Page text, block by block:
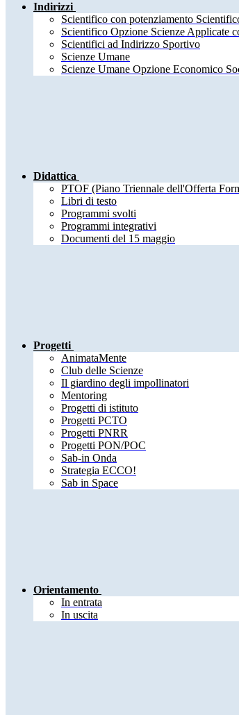
Indirizzi
Scientifico con potenziamento
Scientifico Opzione Scienze Applicate
Scientifici ad Indirizzo Sportivo
Scienze Umane
Scienze Umane Opzione Economico
Didattica
PTOF (Piano Triennale dell'Offerta
Libri di testo
Programmi svolti
Programmi integrativi
Documenti del 15 maggio
Progetti
AnimataMente
Club delle Scienze
Il giardino degli impollinatori
Mentoring
Progetti di istituto
Progetti PCTO
Progetti PNRR
Progetti PON/POC
Sab-in Onda
Strategia ECCO!
Sab in Space
Orientamento
In entrata
In uscita